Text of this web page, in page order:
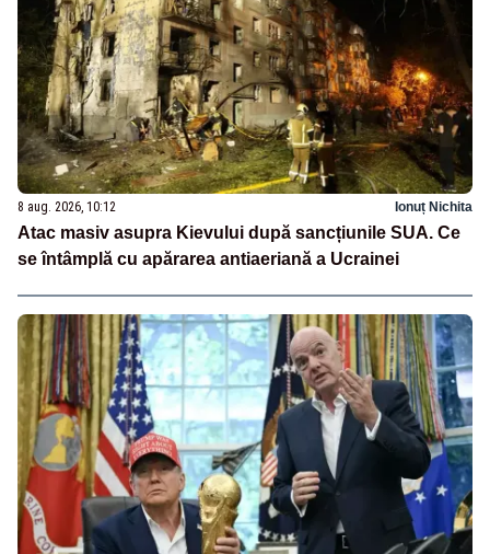
8 aug. 2026, 10:12 Ionuț Nichita
Atac masiv asupra Kievului după sancțiunile SUA. Ce
se întâmplă cu apărarea antiaeriană a Ucrainei